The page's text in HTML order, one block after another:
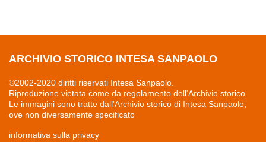
ARCHIVIO STORICO INTESA SANPAOLO
©2002-2020 diritti riservati Intesa Sanpaolo.
Riproduzione vietata come da regolamento dell'Archivio storico.
Le immagini sono tratte dall'Archivio storico di Intesa Sanpaolo,
ove non diversamente specificato
informativa sulla privacy